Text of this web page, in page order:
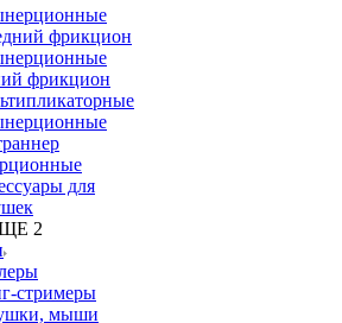
фрикцион
фрикцион
для
2
стримеры
мыши